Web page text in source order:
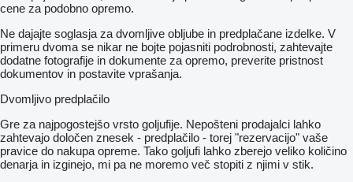
cene za podobno opremo.
Ne dajajte soglasja za dvomljive obljube in predplačane izdelke. V
primeru dvoma se nikar ne bojte pojasniti podrobnosti, zahtevajte
dodatne fotografije in dokumente za opremo, preverite pristnost
dokumentov in postavite vprašanja.
Dvomljivo predplačilo
Gre za najpogostejšo vrsto goljufije. Nepošteni prodajalci lahko
zahtevajo določen znesek - predplačilo - torej "rezervacijo" vaše
pravice do nakupa opreme. Tako goljufi lahko zberejo veliko količino
denarja in izginejo, mi pa ne moremo več stopiti z njimi v stik.